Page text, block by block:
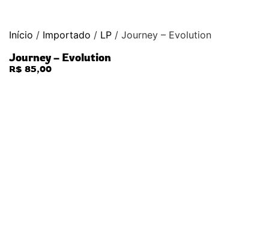
Início / Importado / LP / Journey – Evolution
Journey – Evolution
R$ 85,00